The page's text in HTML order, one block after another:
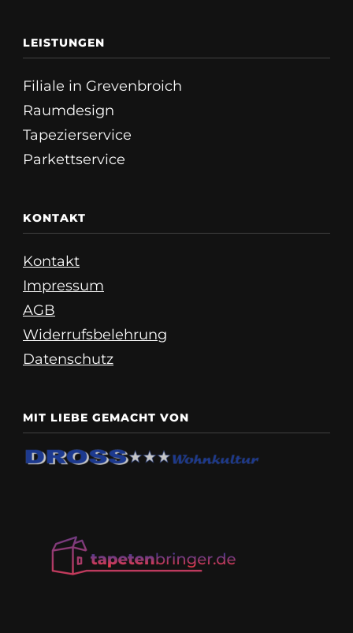
LEISTUNGEN
Filiale in Grevenbroich
Raumdesign
Tapezierservice
Parkettservice
KONTAKT
Kontakt
Impressum
AGB
Widerrufsbelehrung
Datenschutz
MIT LIEBE GEMACHT VON